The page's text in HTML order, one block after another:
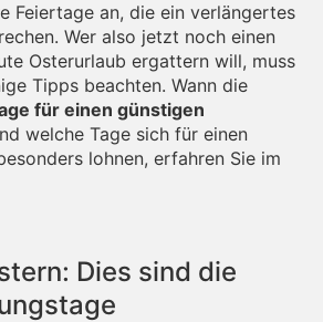
Feiertage an, die ein verlängertes
Wer also jetzt noch einen
Osterurlaub ergattern will, muss
Tipps beachten. Wann die
für einen günstigen
welche Tage sich für einen
lohnen, erfahren Sie im
Dies sind die